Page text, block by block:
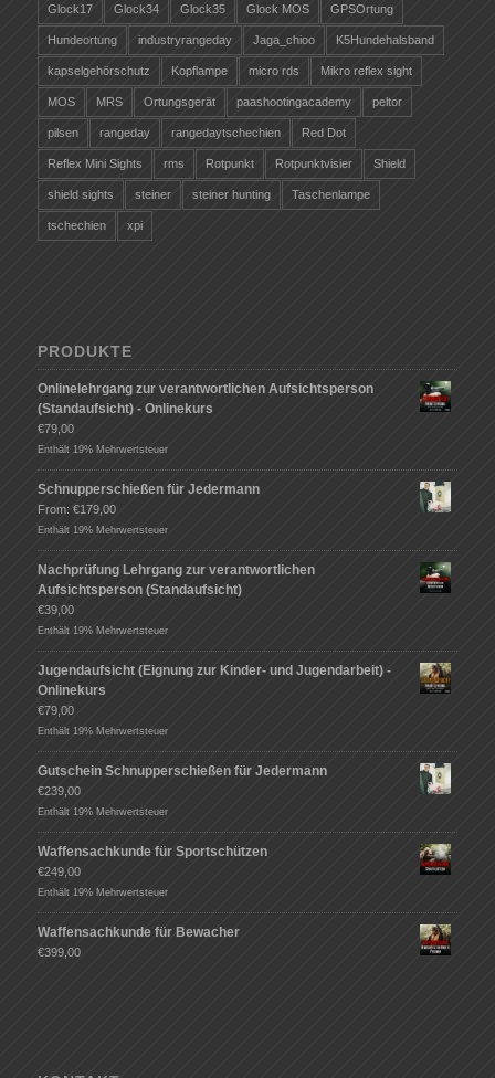
Glock17 Glock34 Glock35 Glock MOS GPSOrtung
Hundeortung industryrangeday Jaga_chioo K5Hundehalsband
kapselgehörschutz Kopflampe micro rds Mikro reflex sight
MOS MRS Ortungsgerät paashootingacademy peltor
pilsen rangeday rangedaytschechien Red Dot
Reflex Mini Sights rms Rotpunkt Rotpunktvisier Shield
shield sights steiner steiner hunting Taschenlampe
tschechien xpi
PRODUKTE
Onlinelehrgang zur verantwortlichen Aufsichtsperson
(Standaufsicht) - Onlinekurs
€79,00
Enthält 19% Mehrwertsteuer
Schnupperschießen für Jedermann
From: €179,00
Enthält 19% Mehrwertsteuer
Nachprüfung Lehrgang zur verantwortlichen
Aufsichtsperson (Standaufsicht)
€39,00
Enthält 19% Mehrwertsteuer
Jugendaufsicht (Eignung zur Kinder- und Jugendarbeit) -
Onlinekurs
€79,00
Enthält 19% Mehrwertsteuer
Gutschein Schnupperschießen für Jedermann
€239,00
Enthält 19% Mehrwertsteuer
Waffensachkunde für Sportschützen
€249,00
Enthält 19% Mehrwertsteuer
Waffensachkunde für Bewacher
€399,00